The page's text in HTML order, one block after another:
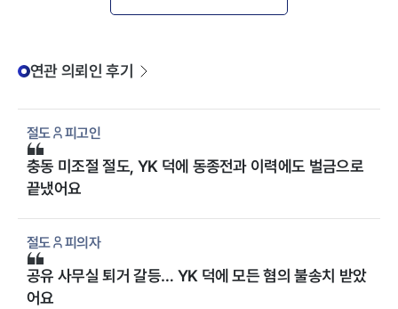
연관 의뢰인 후기
절도 피고인
충동 미조절 절도, YK 덕에 동종전과 이력에도 벌금으로
끝냈어요
절도 피의자
공유 사무실 퇴거 갈등… YK 덕에 모든 혐의 불송치 받았
어요